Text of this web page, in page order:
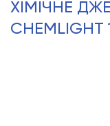
ХІМІЧНЕ